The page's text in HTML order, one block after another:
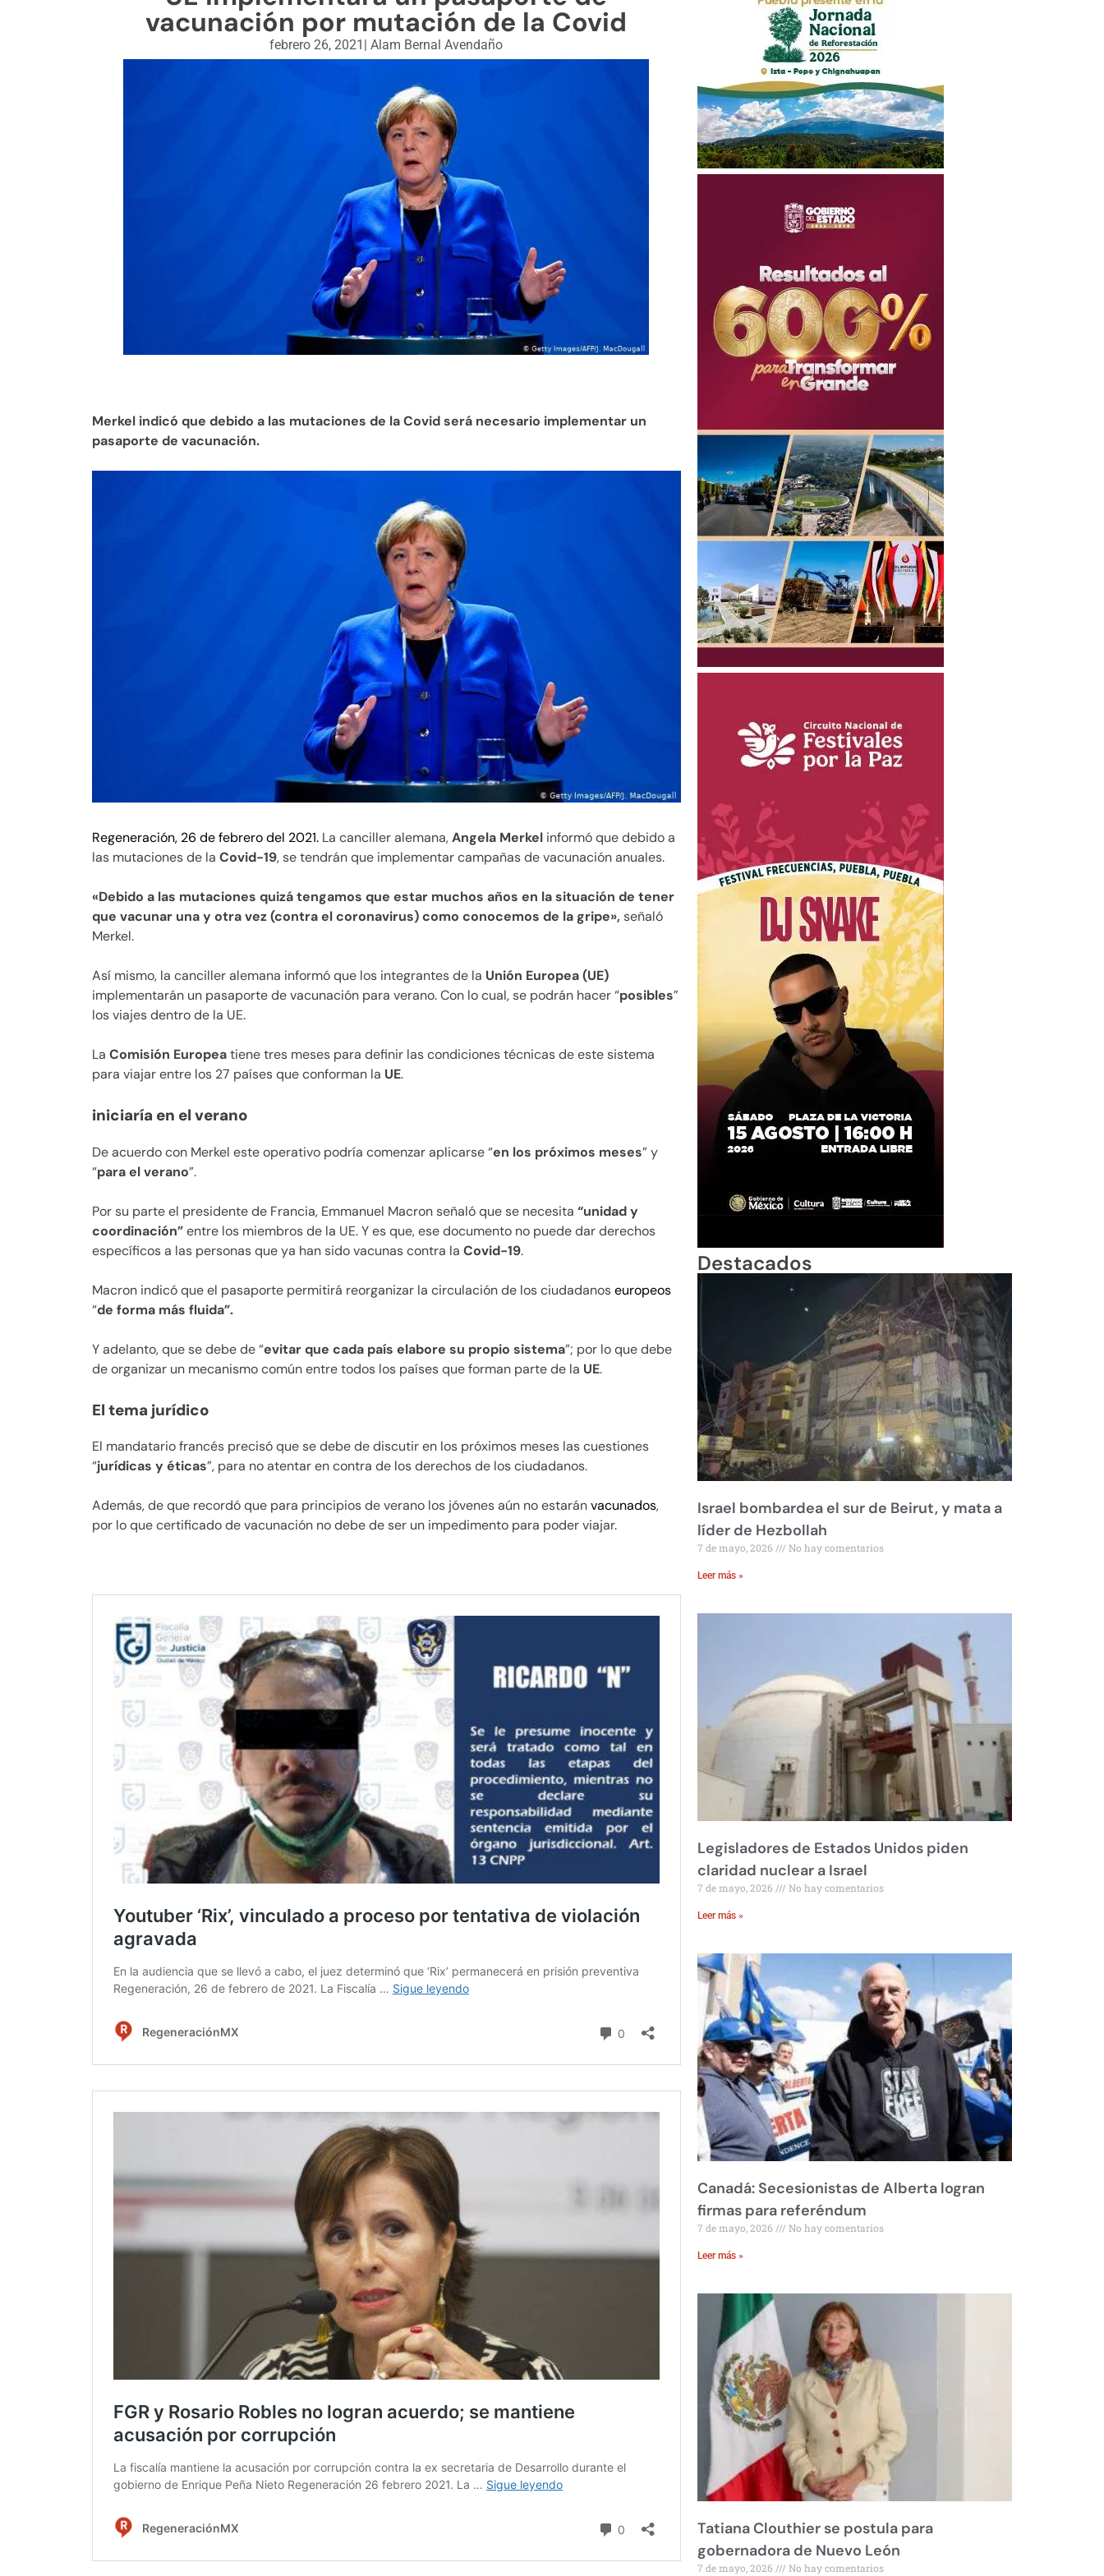
vacunación por mutación de la Covid
febrero 26, 2021 Alam Bernal Avendaño
Merkel indicó que debido a las mutaciones de la Covid será necesario implementar un
pasaporte de vacunación.
Regeneración, 26 de febrero del 2021. La canciller alemana,Angela Merkel informó que debido a
las mutaciones de la Covid-19, se tendrán que implementar campañas de vacunación anuales.
«Debido a las mutaciones quizá tengamos que estar muchos años en la situación de tener
que vacunar una y otra vez (contra el coronavirus) como conocemos de la gripe», señaló
Merkel.
Así mismo, la canciller alemana informó que los integrantes de la Unión Europea (UE)
implementarán un pasaporte de vacunación para verano. Con lo cual, se podrán hacer “posibles”
los viajes dentro de la UE.
La Comisión Europeatiene tres meses para definir las condiciones técnicas de este sistema
para viajar entre los 27 países que conforman la UE.
iniciaría en el verano
De acuerdo con Merkel este operativo podría comenzar aplicarse “en los próximos meses” y
“para el verano”.
Por su parte el presidente de Francia, Emmanuel Macron señaló que se necesita “unidad y
coordinación”entre los miembros de la UE. Y es que, ese documento no puede dar derechos
específicos a las personas que ya han sido vacunas contra la Covid-19.
Macron indicó que el pasaporte permitirá reorganizar la circulación de los ciudadanoseuropeos
“de forma más fluida”.
Y adelanto, que se debe de “evitar que cada país elabore su propio sistema”; por lo que debe
de organizar un mecanismo común entre todos los países que forman parte de la UE.
El tema jurídico
El mandatario francés precisó que se debe de discutir en los próximos meses las cuestiones
“jurídicas y éticas”, para no atentar en contra de los derechos de los ciudadanos.
Además, de que recordó que para principios de verano los jóvenes aún no estaránvacunados,
por lo que certificado de vacunación no debe de ser un impedimento para poder viajar.
Destacados
Israel bombardea el sur de Beirut, y mata a
líder de Hezbollah
7 de mayo, 2026 No hay comentarios
Leer más »
Legisladores de Estados Unidos piden
claridad nuclear a Israel
7 de mayo, 2026 No hay comentarios
Leer más »
Canadá: Secesionistas de Alberta logran
firmas para referéndum
7 de mayo, 2026 No hay comentarios
Leer más »
Tatiana Clouthier se postula para
gobernadora de Nuevo León
7 de mayo, 2026 No hay comentarios